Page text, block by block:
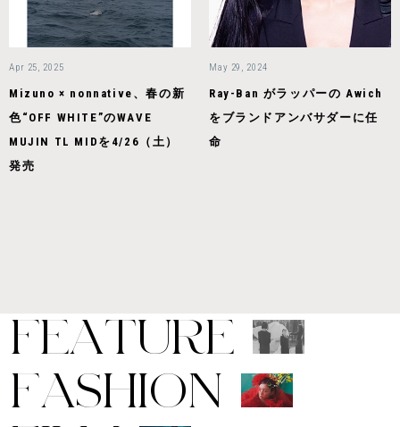
Apr 25, 2025
Mizuno × nonnative、春の新
色“OFF WHITE”のWAVE
MUJIN TL MIDを4/26（土）
発売
May 29, 2024
Ray-Ban がラッパーの Awich
をブランドアンバサダーに任
命
FEATURE
FASHION